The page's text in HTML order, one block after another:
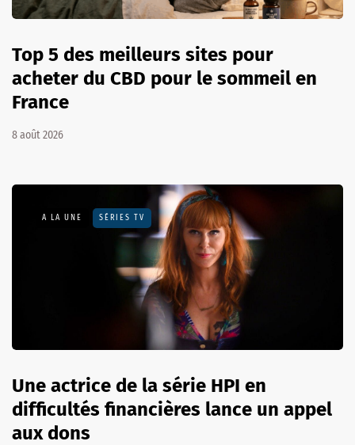
Top 5 des meilleurs sites pour
acheter du CBD pour le sommeil en
France
8 août 2026
A LA UNE SÉRIES TV
Une actrice de la série HPI en
difficultés financières lance un appel
aux dons